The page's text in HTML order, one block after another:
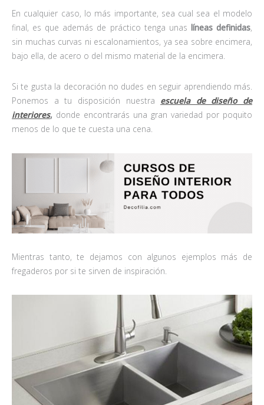
En cualquier caso, lo más importante, sea cual sea el modelo
final, es que además de práctico tenga unas líneas definidas,
sin muchas curvas ni escalonamientos, ya sea sobre encimera,
bajo ella, de acero o del mismo material de la encimera.
Si te gusta la decoración no dudes en seguir aprendiendo más.
Ponemos a tu disposición nuestra escuela de diseño de
interiores, donde encontrarás una gran variedad por poquito
menos de lo que te cuesta una cena.
Mientras tanto, te dejamos con algunos ejemplos más de
fregaderos por si te sirven de inspiración.